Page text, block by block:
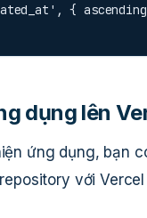
{
dụng lên
ứng dụng, bạn
với